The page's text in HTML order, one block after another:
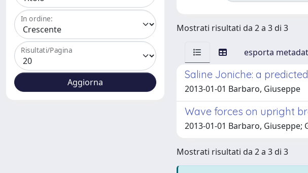
In ordine:
Risultati/Pagina
Mostrati risultati da 2 a 3 di 3
esporta
Saline Joniche: a
2013-01-01 Barbaro, Giuseppe
Wave forces on upright
2013-01-01 Barbaro, Giuseppe;
Mostrati risultati da 2 a 3 di 3